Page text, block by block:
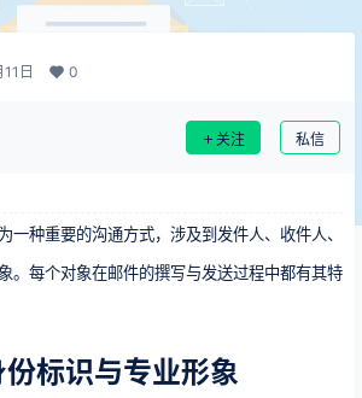
日 0
关注 私信
一种重要的沟通方式，涉及到发件人、收件人、
。每个对象在邮件的撰写与发送过程中都有其特
标识与专业形象